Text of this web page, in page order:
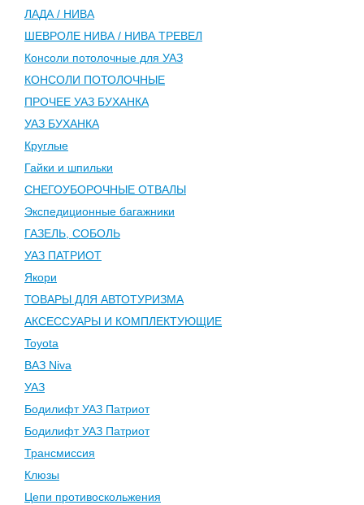
ЛАДА / НИВА
ШЕВРОЛЕ НИВА / НИВА ТРЕВЕЛ
Консоли потолочные для УАЗ
КОНСОЛИ ПОТОЛОЧНЫЕ
ПРОЧЕЕ УАЗ БУХАНКА
УАЗ БУХАНКА
Круглые
Гайки и шпильки
СНЕГОУБОРОЧНЫЕ ОТВАЛЫ
Экспедиционные багажники
ГАЗЕЛЬ, СОБОЛЬ
УАЗ ПАТРИОТ
Якори
ТОВАРЫ ДЛЯ АВТОТУРИЗМА
АКСЕССУАРЫ И КОМПЛЕКТУЮЩИЕ
Toyota
ВАЗ Niva
УАЗ
Бодилифт УАЗ Патриот
Бодилифт УАЗ Патриот
Трансмиссия
Клюзы
Цепи противоскольжения